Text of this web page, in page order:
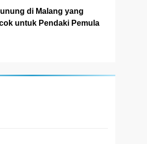
di Malang yang
untuk Pendaki Pemula